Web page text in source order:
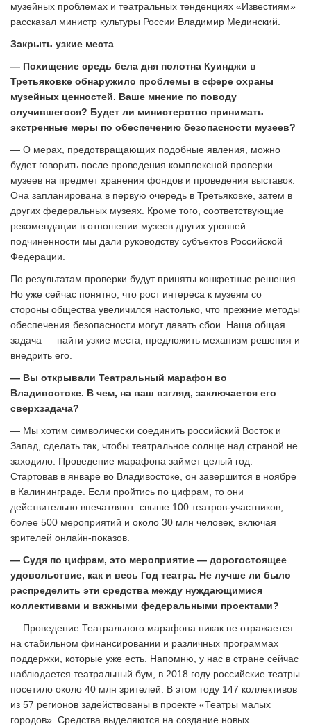
музейных проблемах и театральных тенденциях «Известиям»
рассказал министр культуры России Владимир Мединский.
Закрыть узкие места
— Похищение средь бела дня полотна Куинджи в
Третьяковке обнаружило проблемы в сфере охраны
музейных ценностей. Ваше мнение по поводу
случившегося? Будет ли министерство принимать
экстренные меры по обеспечению безопасности музеев?
— О мерах, предотвращающих подобные явления, можно
будет говорить после проведения комплексной проверки
музеев на предмет хранения фондов и проведения выставок.
Она запланирована в первую очередь в Третьяковке, затем в
других федеральных музеях. Кроме того, соответствующие
рекомендации в отношении музеев других уровней
подчиненности мы дали руководству субъектов Российской
Федерации.
По результатам проверки будут приняты конкретные решения.
Но уже сейчас понятно, что рост интереса к музеям со
стороны общества увеличился настолько, что прежние методы
обеспечения безопасности могут давать сбои. Наша общая
задача — найти узкие места, предложить механизм решения и
внедрить его.
— Вы открывали Театральный марафон во
Владивостоке. В чем, на ваш взгляд, заключается его
сверхзадача?
— Мы хотим символически соединить российский Восток и
Запад, сделать так, чтобы театральное солнце над страной не
заходило. Проведение марафона займет целый год.
Стартовав в январе во Владивостоке, он завершится в ноябре
в Калининграде. Если пройтись по цифрам, то они
действительно впечатляют: свыше 100 театров-участников,
более 500 мероприятий и около 30 млн человек, включая
зрителей онлайн-показов.
— Судя по цифрам, это мероприятие — дорогостоящее
удовольствие, как и весь Год театра. Не лучше ли было
распределить эти средства между нуждающимися
коллективами и важными федеральными проектами?
— Проведение Театрального марафона никак не отражается
на стабильном финансировании и различных программах
поддержки, которые уже есть. Напомню, у нас в стране сейчас
наблюдается театральный бум, в 2018 году российские театры
посетило около 40 млн зрителей. В этом году 147 коллективов
из 57 регионов задействованы в проекте «Театры малых
городов». Средства выделяются на создание новых